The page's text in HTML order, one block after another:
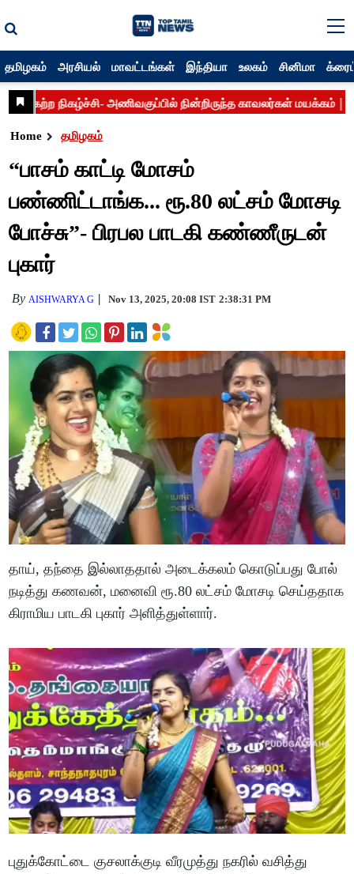
தமிழகம் அரசியல் மாவட்டங்கள் இந்தியா உலகம் சினிமா
Home தமிழகம்
“பாசம் காட்டி மோசம்
பண்ணிட்டாங்க... ரூ.80 லட்சம் மோசடி
போச்சு”- பிரபல பாடகி கண்ணீருடன்
புகார்
By AISHWARYA G Nov 13, 2025, 20:08 IST 2:38:31 PM
தாய், தந்தை இல்லாததால் அடைக்கலம் கொடுப்பது போல்
நடித்து கணவன், மனைவி ரூ.80 லட்சம் மோசடி செய்ததாக
கிராமிய பாடகி புகார் அளித்துள்ளார்.
புதுக்கோட்டை குசலாக்குடி வீரமுத்து நகரில் வசித்து